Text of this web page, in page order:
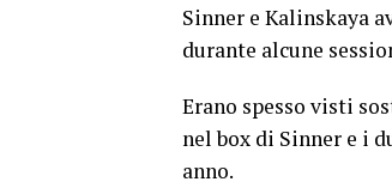
Sinner e Kalinskaya
durante alcune
Erano spesso visti
nel box di Sinner e i
anno.